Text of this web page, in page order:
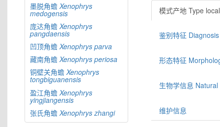
墨脱角蟾 Xenophrys
medogensis
庞达角蟾 Xenophrys
pangdaensis
凹顶角蟾 Xenophrys parva
藏南角蟾 Xenophrys periosa
铜壁关角蟾 Xenophrys
tongbiguanensis
盈江角蟾 Xenophrys
yingjiangensis
张氏角蟾 Xenophrys zhangi
模式产地 Type
鉴别特征 Diagnosis
形态特征
生物学信息
维护信息